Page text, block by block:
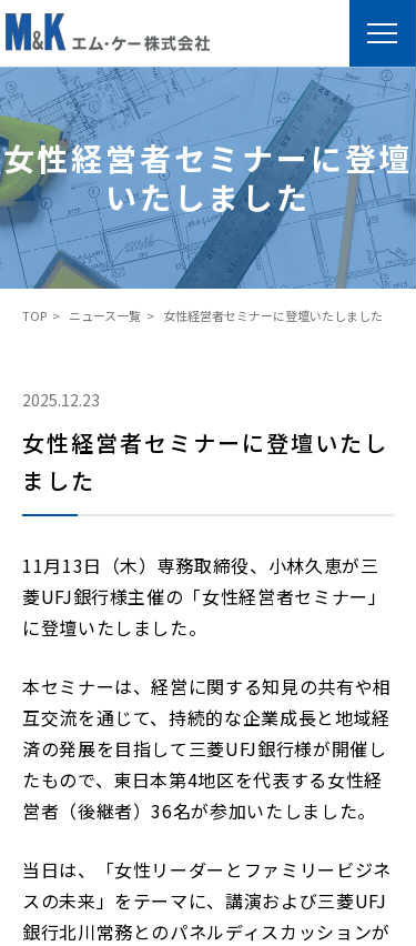
女
性
経
営
者
セ
ミ
ナ
女性経営者セミナーに登壇
いたしました
TOP ニュース一覧 女性経営者セミナーに登壇いたしました
2025.12.23
女性経営者セミナーに登壇いたし
ました
11月13日（木）専務取締役、小林久恵が三
菱UFJ銀行様主催の「女性経営者セミナー」
に登壇いたしました。
本セミナーは、経営に関する知見の共有や相
互交流を通じて、持続的な企業成長と地域経
済の発展を目指して三菱UFJ銀行様が開催し
たもので、東日本第4地区を代表する女性経
営者（後継者）36名が参加いたしました。
当日は、「女性リーダーとファミリービジネ
スの未来」をテーマに、講演および三菱UFJ
銀行北川常務とのパネルディスカッションが